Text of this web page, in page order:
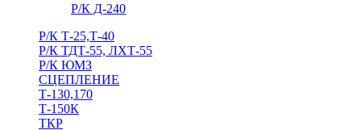
Р/К Д-240
Р/К Т-25,Т-40
Р/К ТДТ-55, ЛХТ-55
Р/К ЮМЗ
СЦЕПЛЕНИЕ
Т-130,170
Т-150К
ТКР